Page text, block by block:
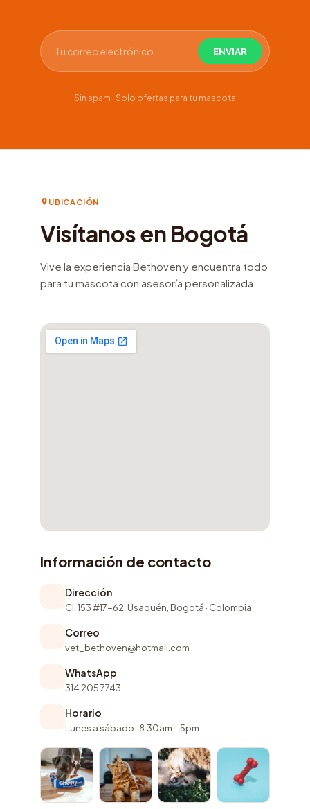
Sin spam · Solo ofertas para tu mascota
UBICACIÓN
Visítanos en Bogotá
Vive la experiencia Bethoven y encuentra todo
para tu mascota con asesoría personalizada.
Información de contacto
Dirección
Cl. 153 #17-62, Usaquén, Bogotá · Colombia
Correo
vet_bethoven@hotmail.com
WhatsApp
314 205 7743
Horario
Lunes a sábado · 8:30am – 5pm